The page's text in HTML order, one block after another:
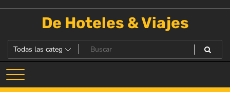
De Hoteles & Viajes